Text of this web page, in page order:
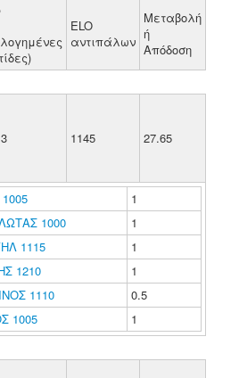
ELO
αντιπάλων
Μεταβολή
ή
Απόδοση
1145 27.65
1
1000
1
1115
1
1210
1
1110
0.5
1005
1